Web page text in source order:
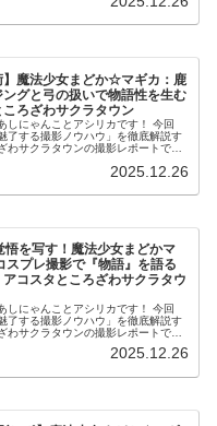
】魔法少女まどか☆マギカ：鹿
グと弓の扱いで物語性を生む
ろざわサクラタウン
にゃんことアシリカです！ 今回
了する撮影ノウハウ」を徹底解説す
わサクラタウンの撮影レポートで
2025.12.26
悟を写す！魔法少女まどかマ
スプレ撮影で『物語』を語る
コスタところざわサクラタウ
にゃんことアシリカです！ 今回
了する撮影ノウハウ」を徹底解説す
わサクラタウンの撮影レポートで
2025.12.26